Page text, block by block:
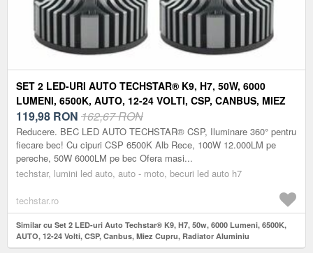
SET 2 LED-URI AUTO TECHSTAR® K9, H7, 50W, 6000
LUMENI, 6500K, AUTO, 12-24 VOLTI, CSP, CANBUS, MIEZ
CUPRU, RADIATOR ALUMINIU
119,98 RON 162,67 RON
Reducere. BEC LED AUTO TECHSTAR® CSP, Iluminare 360° pentru
fiecare bec! Cu cipuri CSP 6500K Alb Rece, 100W 12.000LM pe
pereche, 50W 6000LM pe bec Ofera masi...
techstar, lumini led auto, auto - moto, becuri led auto h7
techstar.ro
Similar cu Set 2 LED-uri Auto Techstar® K9, H7, 50w, 6000 Lumeni, 6500K,
AUTO, 12-24 Volti, CSP, Canbus, Miez Cupru, Radiator Aluminiu